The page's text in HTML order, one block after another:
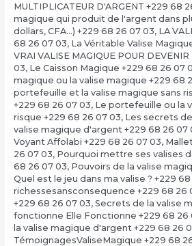
MULTIPLICATEUR D'ARGENT +229 68
magique qui produit de l'argent dans
dollars, CFA…) +229 68 26 07 03, LA
68 26 07 03, La Véritable Valise
VRAI VALISE MAGIQUE POUR
03, Le Caisson Magique +229 68 26 07
magique ou la valise magique +229 68
portefeuille et la valise magique sans
+229 68 26 07 03, Le portefeuille ou la
risque +229 68 26 07 03, Les secrets
valise magique d'argent +229 68 26 07
Voyant Affolabi +229 68 26 07 03,
26 07 03, Pourquoi mettre ses valises
68 26 07 03, Pouvoirs de la valise
Quel est le jeu dans ma valise ? +229
richessesansconsequence +229 68 26
+229 68 26 07 03, Secrets de la valise
fonctionne Elle Fonctionne +229 68 26
la valise magique d'argent +229 68 26
TémoignagesValiseMagique +229 68